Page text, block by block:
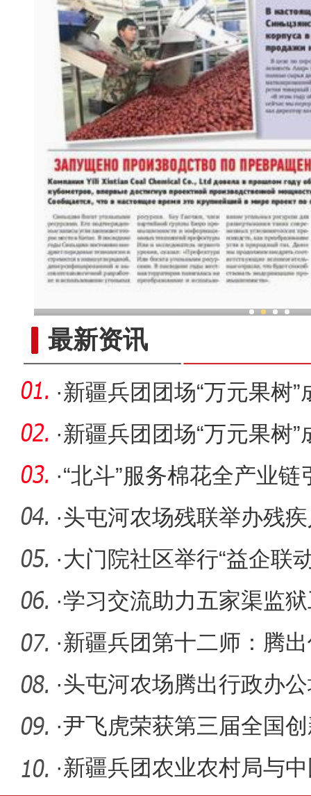
最新资讯
·新疆兵团团场“万元果树”
·新疆兵团团场“万元果树”
·“北斗”服务棉花全产业
业高
·头屯河农场残联举办残
·大门院社区举行“益企联
·学习交流助力五家渠监
·新疆兵团第十二师：腾
优质企业
·头屯河农场腾出行政办
型企业落
·尹飞虎荣获第三届全国
·新疆兵团农业农村局与